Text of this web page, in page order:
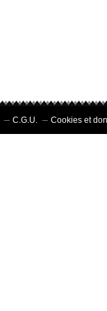
C.G.U. Cookies et